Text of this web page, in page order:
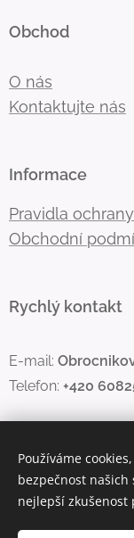
Obchod
O nás
Kontaktujte nás
Informace
Pravidla
Obchodní
Rychlý kontakt
E-mail:
Telefon: +420
Používáme
bezpečnost
nejlepší zkušenost